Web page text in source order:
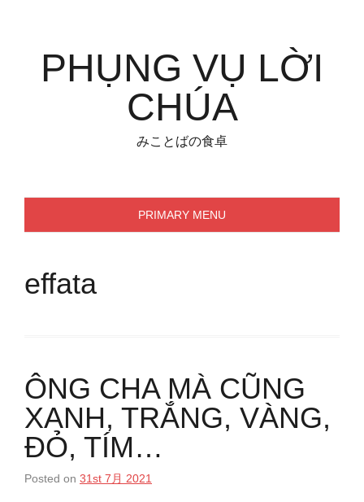
contentPHỤNG VỤ LỜI
CHÚA
みことばの食卓
PRIMARY MENU
effata
ÔNG CHA MÀ CŨNG
XANH, TRẮNG, VÀNG,
ĐỎ, TÍM…
Posted on 31st 7月 2021